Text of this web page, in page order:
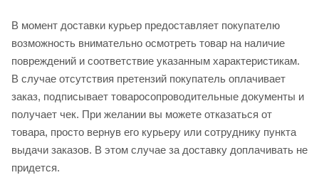
В момент доставки курьер предоставляет покупателю
возможность внимательно осмотреть товар на наличие
повреждений и соответствие указанным характеристикам.
В случае отсутствия претензий покупатель оплачивает
заказ, подписывает товаросопроводительные документы и
получает чек. При желании вы можете отказаться от
товара, просто вернув его курьеру или сотруднику пункта
выдачи заказов. В этом случае за доставку доплачивать не
придется.